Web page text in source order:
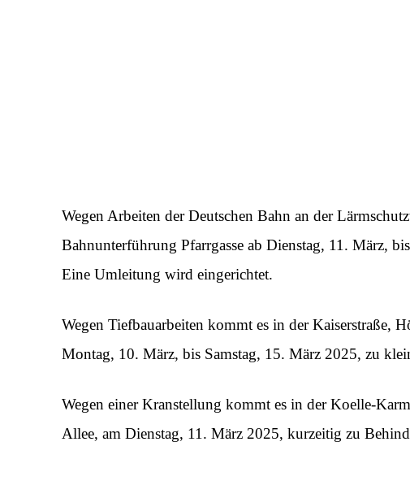
Wegen Arbeiten der Deutschen Bahn an der
Bahnunterführung Pfarrgasse ab Dienstag, 11. März,
Eine Umleitung wird eingerichtet.
Wegen Tiefbauarbeiten kommt es in der Kaiserstraße,
Montag, 10. März, bis Samstag, 15. März 2025, zu
Wegen einer Kranstellung kommt es in der Koelle-
Allee, am Dienstag, 11. März 2025, kurzeitig zu